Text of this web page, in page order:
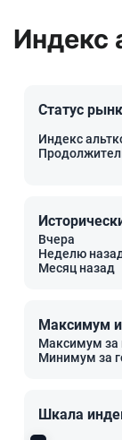
Индекс
Статус
Индекс
Вчера
Неделю
Месяц назад
Максимум
Максимум за
Минимум за
Шкала